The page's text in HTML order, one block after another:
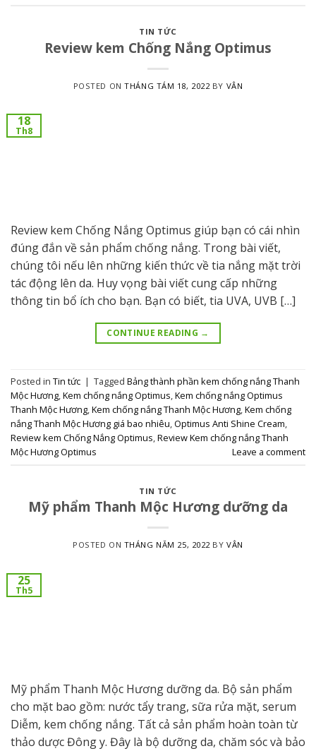
TIN TỨC
Review kem Chống Nắng Optimus
POSTED ONTHÁNG TÁM 18, 2022 BY VÂN
18
Th8
Review kem Chống Nắng Optimus giúp bạn có cái nhìn
đúng đắn về sản phẩm chống nắng. Trong bài viết,
chúng tôi nếu lên những kiến thức về tia nắng mặt trời
tác động lên da. Huy vọng bài viết cung cấp những
thông tin bổ ích cho bạn. Bạn có biết, tia UVA, UVB […]
CONTINUE READING →
Posted in Tin tức | Tagged Bảng thành phần kem chống nắng Thanh
Mộc Hương,Kem chống nắng Optimus,Kem chống nắng Optimus
Thanh Mộc Hương,Kem chống nắng Thanh Mộc Hương,Kem chống
nắng Thanh Mộc Hương giá bao nhiêu,Optimus Anti Shine Cream,
Review kem Chống Nắng Optimus,Review Kem chống nắng Thanh
Mộc Hương Optimus
Leave a comment
TIN TỨC
Mỹ phẩm Thanh Mộc Hương dưỡng da
POSTED ON THÁNG NĂM 25, 2022BYVÂN
25
Th5
Mỹ phẩm Thanh Mộc Hương dưỡng da. Bộ sản phẩm
cho mặt bao gồm: nước tẩy trang, sữa rửa mặt, serum
Diễm, kem chống nắng. Tất cả sản phẩm hoàn toàn từ
thảo dược Đông y. Đây là bộ dưỡng da, chăm sóc và bảo